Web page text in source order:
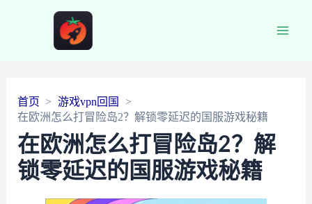
首页
游戏vpn回国
在欧洲怎么打冒险岛2？解锁零延迟的国服游戏秘籍
在欧洲怎么打冒险岛2？解
锁零延迟的国服游戏秘籍